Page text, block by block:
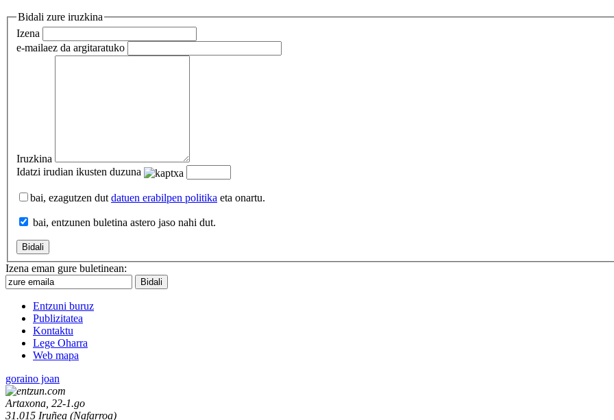
Bidali zure iruzkina
Izena
e-mailaez da argitaratuko
Iruzkina
Idatzi irudian ikusten duzuna
bai, ezagutzen dut datuen erabilpen politika eta onartu.
bai, entzunen buletina astero jaso nahi dut.
Izena eman gure buletinean:
Entzuni buruz
Publizitatea
Kontaktu
Lege Oharra
Web mapa
goraino joan
Artaxona, 22-1.go
31.015 Iruñea (Nafarroa)